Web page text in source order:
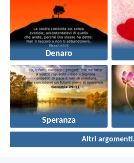
Denaro
Speranza
Altri